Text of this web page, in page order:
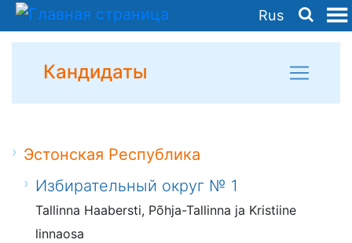
Rus
Кандидаты
Эстонская Республика
Избирательный округ № 1
Tallinna Haabersti, Põhja-Tallinna ja Kristiine
linnaosa